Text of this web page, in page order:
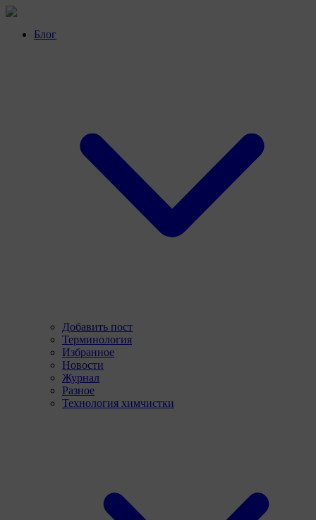
Перейти
контенту
Блог
Добавить пост
Терминология
Избранное
Новости
Журнал
Разное
Технология химчистки